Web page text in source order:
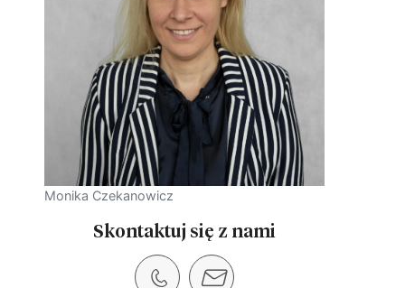
Monika Czekanowicz
Skontaktuj się z nami